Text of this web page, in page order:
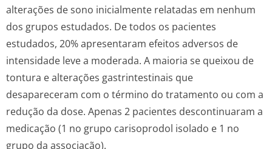
alterações de sono inicialmente relatadas em nenhum
dos grupos estudados. De todos os pacientes
estudados, 20% apresentaram efeitos adversos de
intensidade leve a moderada. A maioria se queixou de
tontura e alterações gastrintestinais que
desapareceram com o término do tratamento ou com a
redução da dose. Apenas 2 pacientes descontinuaram a
medicação (1 no grupo carisoprodol isolado e 1 no
grupo da associação).